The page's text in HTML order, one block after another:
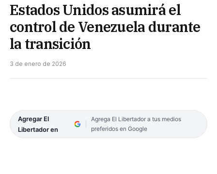
Estados Unidos asumirá el
control de Venezuela durante
la transición
3 de enero de 2026
Agregar El
Libertador en
Agrega El Libertador a tus medios
preferidos en Google